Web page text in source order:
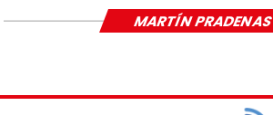
MARTÍN PRADENAS